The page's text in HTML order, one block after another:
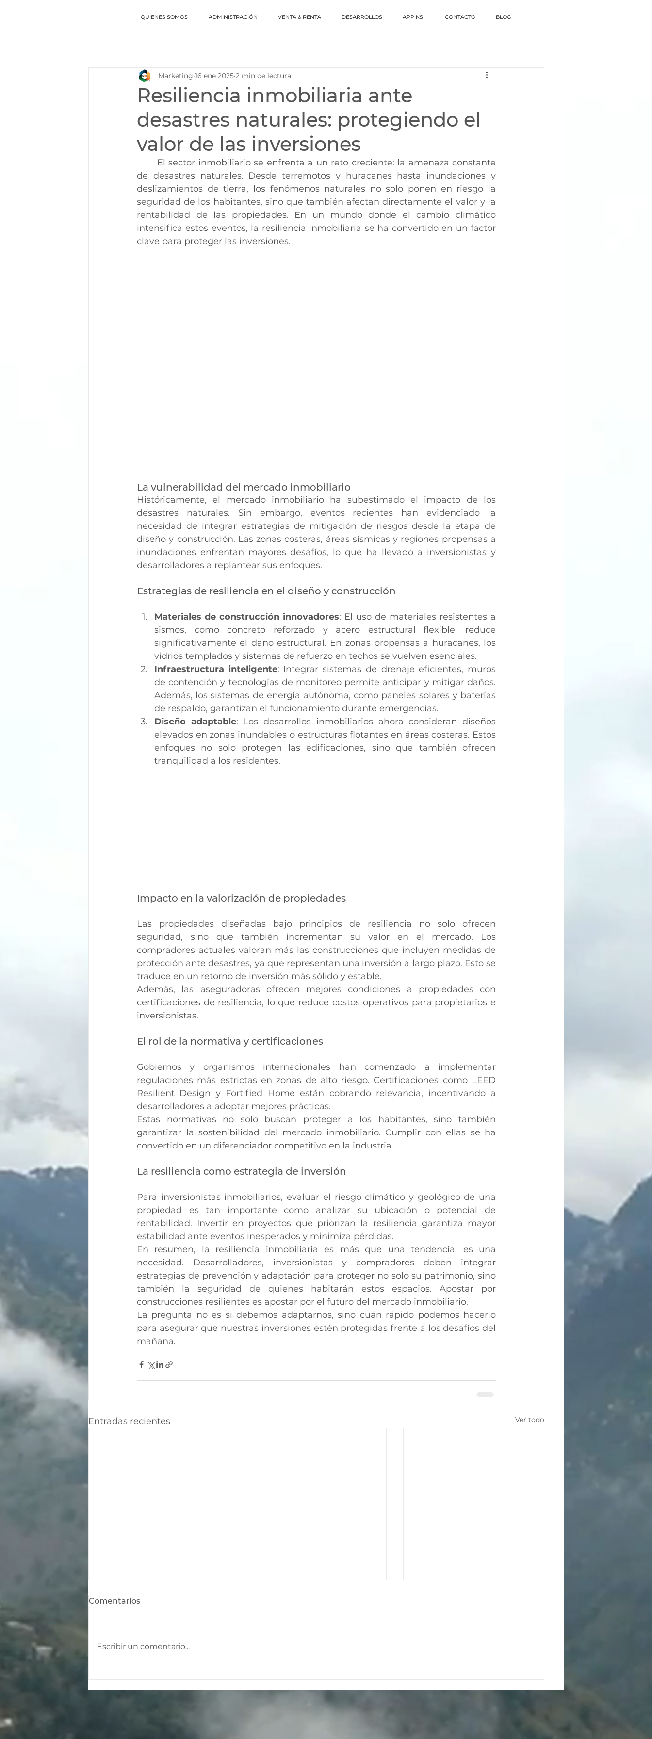
QUIENES SOMOS ADMINISTRACIÓN VENTA & RENTA DESARROLLOS APP KSI CONTACTO BLOG
Resiliencia inmobiliaria ante
desastres naturales: protegiendo el
valor de las inversiones
Marketing 16 ene 2025 2 min de lectura
de desastres naturales. Desde terremotos y huracanes hasta inundaciones y
deslizamientos de tierra, los fenómenos naturales no solo ponen en riesgo la
seguridad de los habitantes, sino que también afectan directamente el valor y la
rentabilidad de las propiedades. En un mundo donde el cambio climático
intensifica estos eventos, la resiliencia inmobiliaria se ha convertido en un factor
clave para proteger las inversiones.
La vulnerabilidad del mercado inmobiliario
Históricamente, el mercado inmobiliario ha subestimado el impacto de los
desastres naturales. Sin embargo, eventos recientes han evidenciado la
necesidad de integrar estrategias de mitigación de riesgos desde la etapa de
diseño y construcción. Las zonas costeras, áreas sísmicas y regiones propensas a
inundaciones enfrentan mayores desafíos, lo que ha llevado a inversionistas y
desarrolladores a replantear sus enfoques.
Estrategias de resiliencia en el diseño y construcción
Materiales de construcción innovadores: El uso de materiales resistentes a
sismos, como concreto reforzado y acero estructural flexible, reduce
significativamente el daño estructural. En zonas propensas a huracanes, los
vidrios templados y sistemas de refuerzo en techos se vuelven esenciales.
Infraestructura inteligente: Integrar sistemas de drenaje eficientes, muros
de contención y tecnologías de monitoreo permite anticipar y mitigar daños.
Además, los sistemas de energía autónoma, como paneles solares y baterías
de respaldo, garantizan el funcionamiento durante emergencias.
Diseño adaptable: Los desarrollos inmobiliarios ahora consideran diseños
elevados en zonas inundables o estructuras flotantes en áreas costeras. Estos
enfoques no solo protegen las edificaciones, sino que también ofrecen
tranquilidad a los residentes.
Impacto en la valorización de propiedades
Las propiedades diseñadas bajo principios de resiliencia no solo ofrecen
seguridad, sino que también incrementan su valor en el mercado. Los
compradores actuales valoran más las construcciones que incluyen medidas de
protección ante desastres, ya que representan una inversión a largo plazo. Esto se
traduce en un retorno de inversión más sólido y estable.
Además, las aseguradoras ofrecen mejores condiciones a propiedades con
certificaciones de resiliencia, lo que reduce costos operativos para propietarios e
inversionistas.
El rol de la normativa y certificaciones
Gobiernos y organismos internacionales han comenzado a implementar
regulaciones más estrictas en zonas de alto riesgo. Certificaciones como LEED
Resilient Design y Fortified Home están cobrando relevancia, incentivando a
desarrolladores a adoptar mejores prácticas.
Estas normativas no solo buscan proteger a los habitantes, sino también
garantizar la sostenibilidad del mercado inmobiliario. Cumplir con ellas se ha
convertido en un diferenciador competitivo en la industria.
La resiliencia como estrategia de inversión
Para inversionistas inmobiliarios, evaluar el riesgo climático y geológico de una
propiedad es tan importante como analizar su ubicación o potencial de
rentabilidad. Invertir en proyectos que priorizan la resiliencia garantiza mayor
estabilidad ante eventos inesperados y minimiza pérdidas.
En resumen, la resiliencia inmobiliaria es más que una tendencia: es una
necesidad. Desarrolladores, inversionistas y compradores deben integrar
estrategias de prevención y adaptación para proteger no solo su patrimonio, sino
también la seguridad de quienes habitarán estos espacios. Apostar por
construcciones resilientes es apostar por el futuro del mercado inmobiliario.
La pregunta no es si debemos adaptarnos, sino cuán rápido podemos hacerlo
para asegurar que nuestras inversiones estén protegidas frente a los desafíos del
mañana.
Entradas recientes Ver todo
encarecimiento de la
Comentarios
Escribir un comentario...